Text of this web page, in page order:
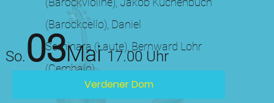
(Barockcello), Daniel
Seminara (Laute), Bernward Lohr
(Cembalo)
https://www.scena-
So.03Mai17.00 Uhr
Verdener Dom